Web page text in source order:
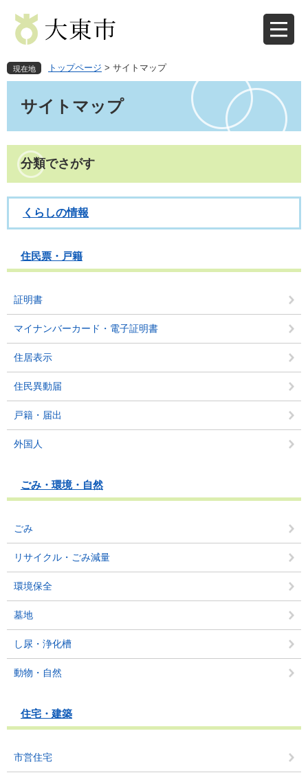
先
頭
を
飛
現在地 トップページ > サイトマップ
サイトマップ
分類でさがす
くらしの情報
住民票・戸籍
証明書
マイナンバーカード・電子証明書
住居表示
住民異動届
戸籍・届出
外国人
ごみ・環境・自然
ごみ
リサイクル・ごみ減量
環境保全
墓地
し尿・浄化槽
動物・自然
住宅・建築
市営住宅